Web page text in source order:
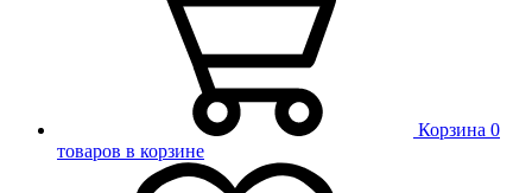
Корзина 0
товаров в корзине